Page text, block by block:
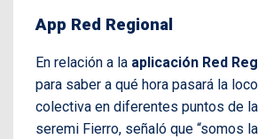
App Red Regional
En relación a la aplicación Red
para saber a qué hora pasará la
colectiva en diferentes puntos de la
seremi Fierro, señaló que “somos